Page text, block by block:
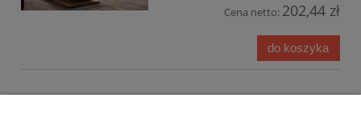
Cena netto: 202,44 zł
do koszyka